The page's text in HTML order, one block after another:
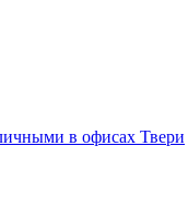
в офисах Твери